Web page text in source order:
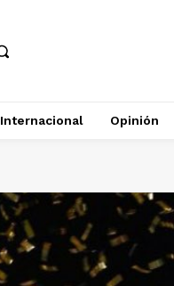
Internacional Opinión